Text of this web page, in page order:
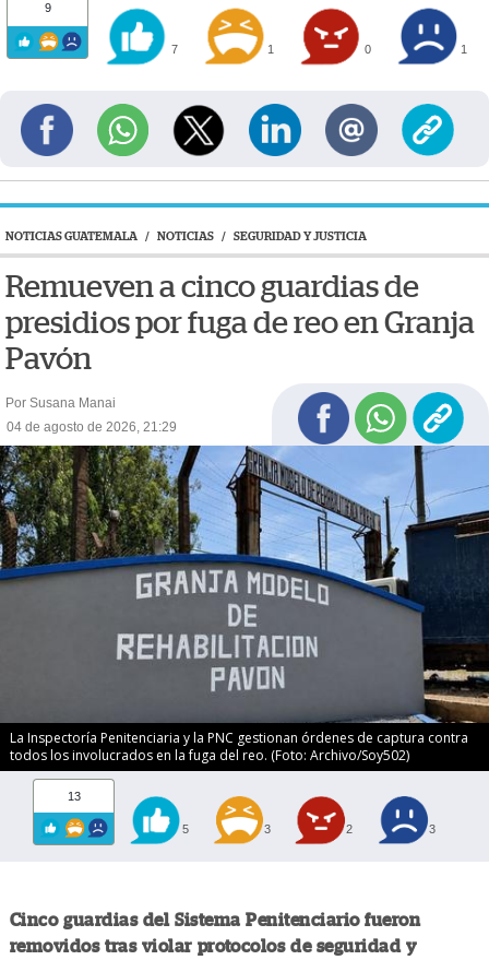
9
7 1 0 1
NOTICIAS GUATEMALA / NOTICIAS / SEGURIDAD Y JUSTICIA
Remueven a cinco guardias de
presidios por fuga de reo en Granja
Pavón
Por Susana Manai
04 de agosto de 2026, 21:29
La Inspectoría Penitenciaria y la PNC gestionan órdenes de captura contra
todos los involucrados en la fuga del reo. (Foto: Archivo/Soy502)
13
5 3 2 3
Cinco guardias del Sistema Penitenciario fueron
removidos tras violar protocolos de seguridad y